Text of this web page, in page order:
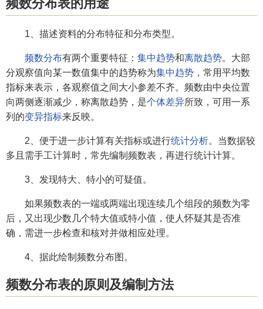
频数分布表的用途
1、描述资料的分布特征和分布类型。
频数分布有两个重要特征： 集中趋势和离散趋势。大部
分观察值向某一数值集中的趋势称为集中趋势 ，常用平均数
指标来表示，各观察值之间大小参差不齐。频数由中央位置
向两侧逐渐减少，称离散趋势，是个体差异所致，可用一系
列的变异指标来反映。
2、便于进一步计算有关指标或进行统计分析。当数据较
多且需手工计算时，常先编制频数表，再进行统计计算。
3、发现特大、特小的可疑值。
如果频数表的一端或两端出现连续几个组段的频数为零
后，又出现少数几个特大值或特小值，使人怀疑其是否准
确，需进一步检查和核对并做相应处理。
4、据此绘制频数分布图。
频数分布表的原则及编制方法